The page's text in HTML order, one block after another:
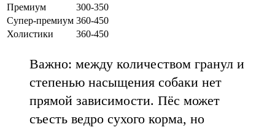
Премиум
300-350
Супер-премиум 360-450
Холистики
360-450
Важно: между количеством гранул и
степенью насыщения собаки нет
прямой зависимости. Пёс может
съесть ведро сухого корма, но